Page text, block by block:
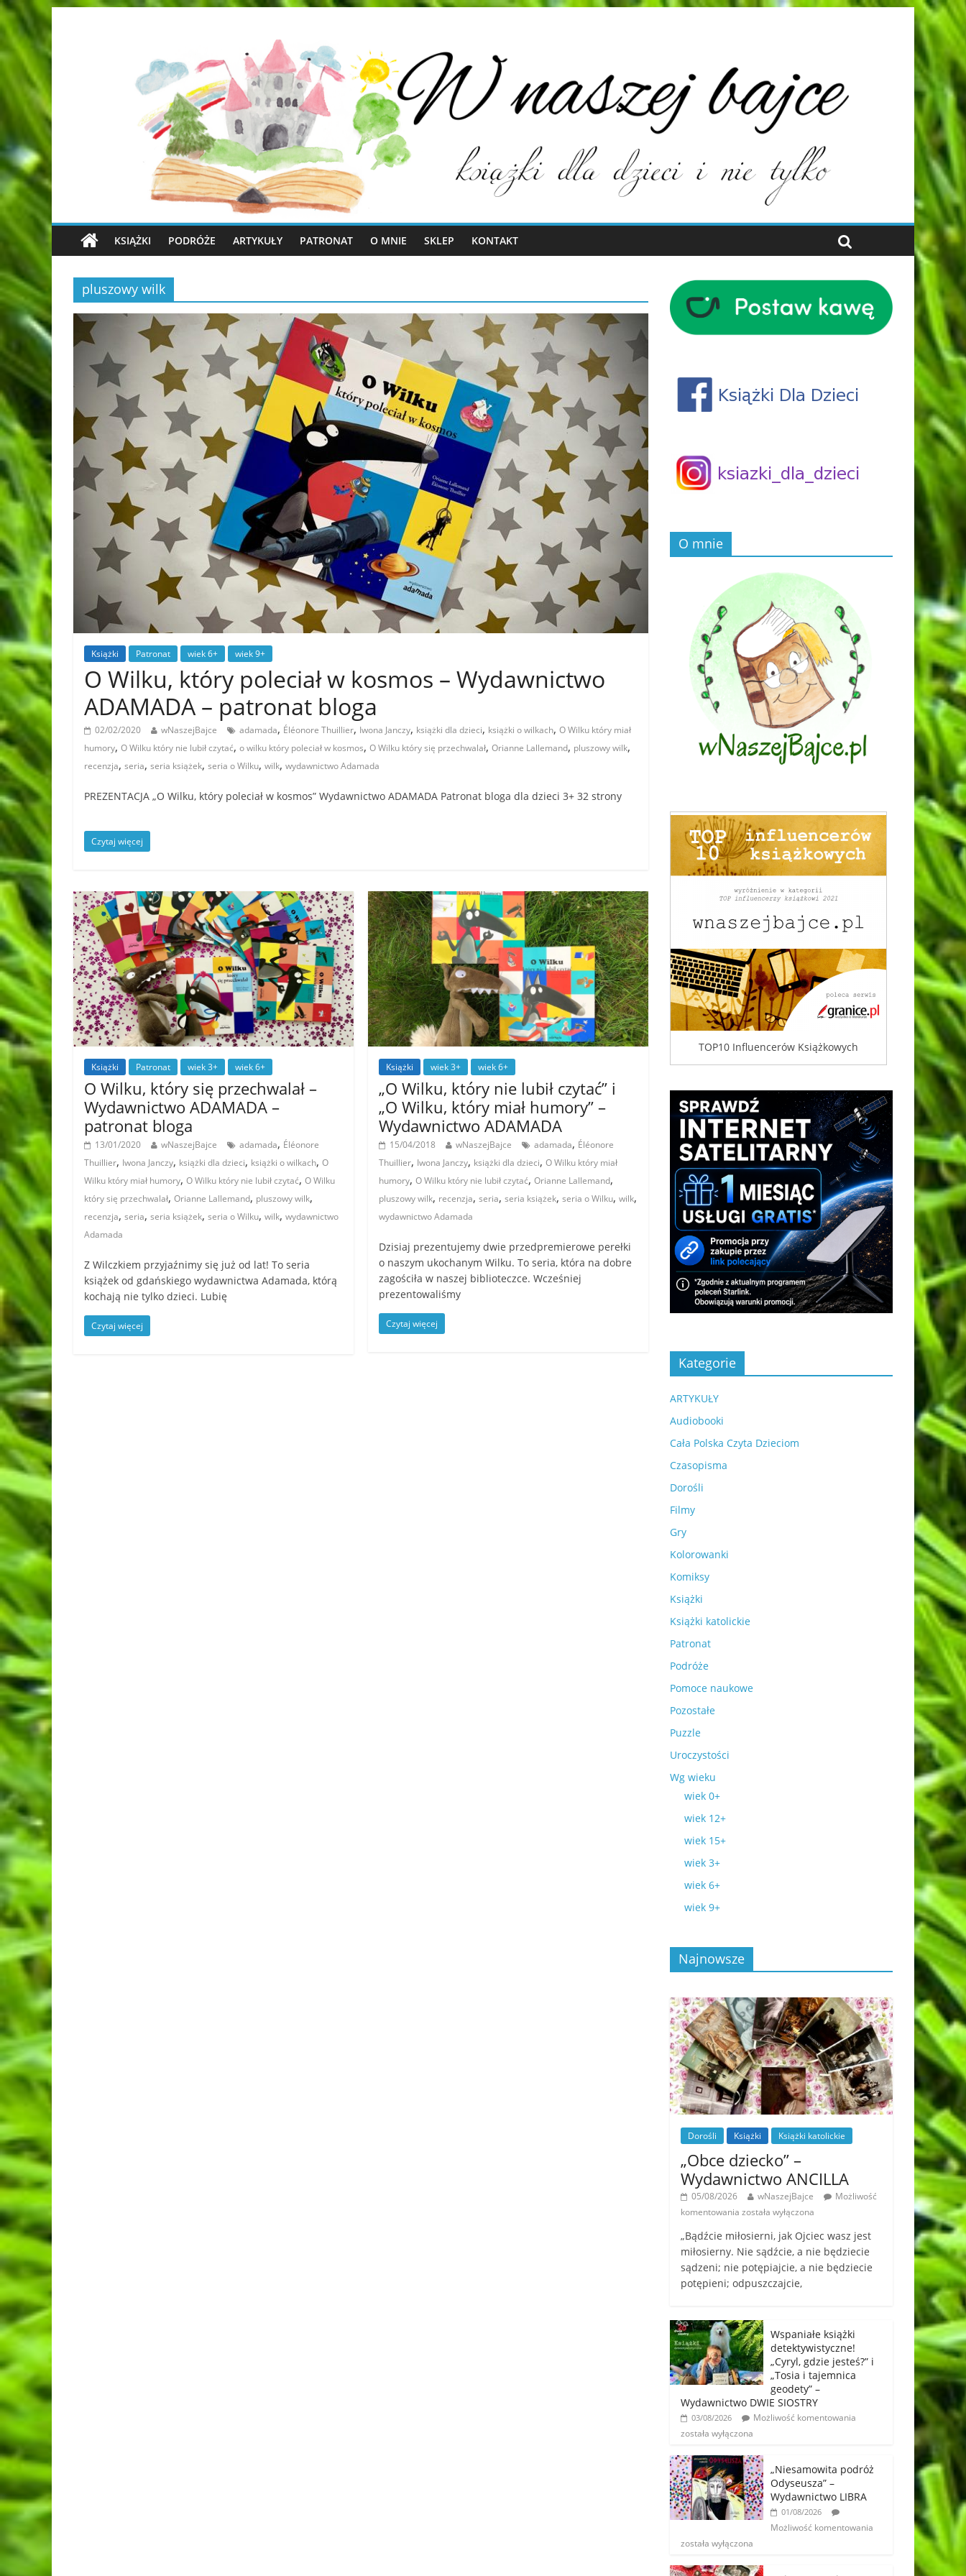
KSIĄŻKI PODRÓŻE ARTYKUŁY PATRONAT O MNIE SKLEP KONTAKT
pluszowy wilk
Książki Patronat wiek 6+ wiek 9+
O Wilku, który poleciał w kosmos – Wydawnictwo
ADAMADA – patronat bloga
02/02/2020 wNaszejBajce adamada, Éléonore Thuillier, Iwona Janczy, książki dla dzieci, książki o wilkach, O Wilku który miał
humory, O Wilku który nie lubił czytać, o wilku który poleciał w kosmos, O Wilku który się przechwalał, Orianne Lallemand, pluszowy wilk,
recenzja, seria, seria książek, seria o Wilku, wilk, wydawnictwo Adamada
PREZENTACJA „O Wilku, który poleciał w kosmos” Wydawnictwo ADAMADA Patronat bloga dla dzieci 3+ 32 strony
Czytaj więcej
Książki Patronat wiek 3+ wiek 6+
O Wilku, który się przechwalał –
Wydawnictwo ADAMADA –
patronat bloga
13/01/2020 wNaszejBajce adamada, Éléonore
Thuillier, Iwona Janczy, książki dla dzieci, książki o wilkach, O
Wilku który miał humory, O Wilku który nie lubił czytać, O Wilku
który się przechwalał, Orianne Lallemand, pluszowy wilk,
recenzja, seria, seria książek, seria o Wilku, wilk, wydawnictwo
Adamada
Z Wilczkiem przyjaźnimy się już od lat! To seria
książek od gdańskiego wydawnictwa Adamada, którą
kochają nie tylko dzieci. Lubię
Czytaj więcej
Książki wiek 3+ wiek 6+
„O Wilku, który nie lubił czytać” i
„O Wilku, który miał humory” –
Wydawnictwo ADAMADA
15/04/2018 wNaszejBajce adamada, Éléonore
Thuillier, Iwona Janczy, książki dla dzieci,O Wilku który miał
humory,O Wilku który nie lubił czytać,Orianne Lallemand,
pluszowy wilk, recenzja,seria,seria książek,seria o Wilku,wilk,
wydawnictwo Adamada
Dzisiaj prezentujemy dwie przedpremierowe perełki
o naszym ukochanym Wilku. To seria, która na dobre
zagościła w naszej biblioteczce. Wcześniej
prezentowaliśmy
Czytaj więcej
O mnie
TOP10 Influencerów Książkowych
Kategorie
ARTYKUŁY
Audiobooki
Cała Polska Czyta Dzieciom
Czasopisma
Dorośli
Filmy
Gry
Kolorowanki
Komiksy
Książki
Książki katolickie
Patronat
Podróże
Pomoce naukowe
Pozostałe
Puzzle
Uroczystości
Wg wieku
wiek 0+
wiek 12+
wiek 15+
wiek 3+
wiek 6+
wiek 9+
Najnowsze
Dorośli Książki Książki katolickie
„Obce dziecko” –
Wydawnictwo ANCILLA
05/08/2026 wNaszejBajce
Możliwość
komentowania została wyłączona
„Bądźcie miłosierni, jak Ojciec wasz jest
miłosierny. Nie sądźcie, a nie będziecie
sądzeni; nie potępiajcie, a nie będziecie
potępieni; odpuszczajcie,
Wspaniałe książki
detektywistyczne!
„Cyryl, gdzie jesteś?” i
„Tosia i tajemnica
geodety” –
Wydawnictwo DWIE SIOSTRY
03/08/2026
Możliwość komentowania
została wyłączona
„Niesamowita podróż
Odyseusza” –
Wydawnictwo LIBRA
01/08/2026
Możliwość komentowania
została wyłączona